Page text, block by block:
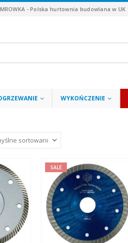
- Polska hurtownia budowlana w UK
WYKOŃCZENIE
SALE